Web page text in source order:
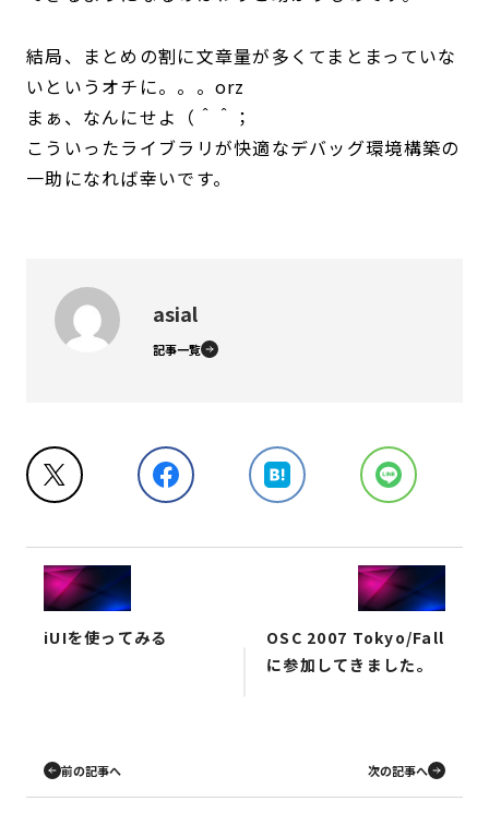
結局、まとめの割に文章量が多くてまとまっていな
いというオチに。。。orz
まぁ、なんにせよ（＾＾；
こういったライブラリが快適なデバッグ環境構築の
一助になれば幸いです。
asial
記事一覧
iUIを使ってみる
前の記事へ
OSC 2007 Tokyo/Fall
に参加してきました。
次の記事へ